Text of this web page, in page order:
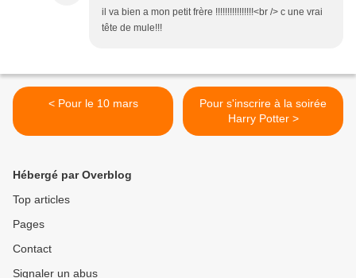
il va bien a mon petit frère !!!!!!!!!!!!!!!!<br /> c une vrai
tête de mule!!!
< Pour le 10 mars
Pour s'inscrire à la soirée
Harry Potter >
Hébergé par Overblog
Top articles
Pages
Contact
Signaler un abus